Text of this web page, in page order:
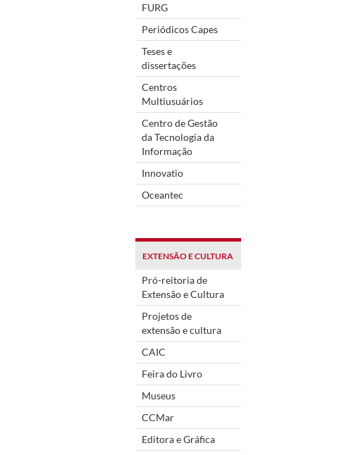
FURG
Periódicos Capes
Teses e
dissertações
Centros
Multiusuários
Centro de Gestão
da Tecnologia da
Informação
Innovatio
Oceantec
EXTENSÃO E CULTURA
Pró-reitoria de
Extensão e Cultura
Projetos de
extensão e cultura
CAIC
Feira do Livro
Museus
CCMar
Editora e Gráfica